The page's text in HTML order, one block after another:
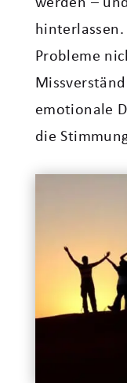
Probleme
emotionale
die